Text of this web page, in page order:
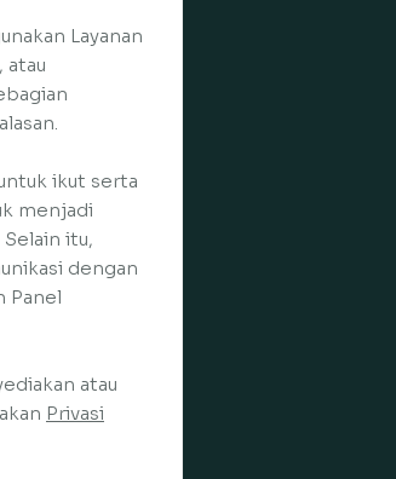
Layanan
atau
ikut serta
menjadi
itu,
dengan
Panel
atau
Privasi